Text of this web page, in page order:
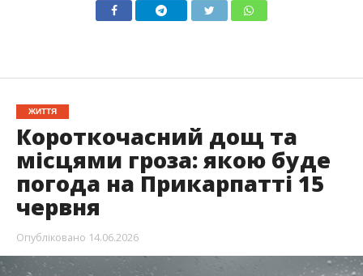
ЖИТТЯ
Короткочасний дощ та
місцями гроза: якою буде
погода на Прикарпатті 15
червня
Опубліковано 14.06.2026